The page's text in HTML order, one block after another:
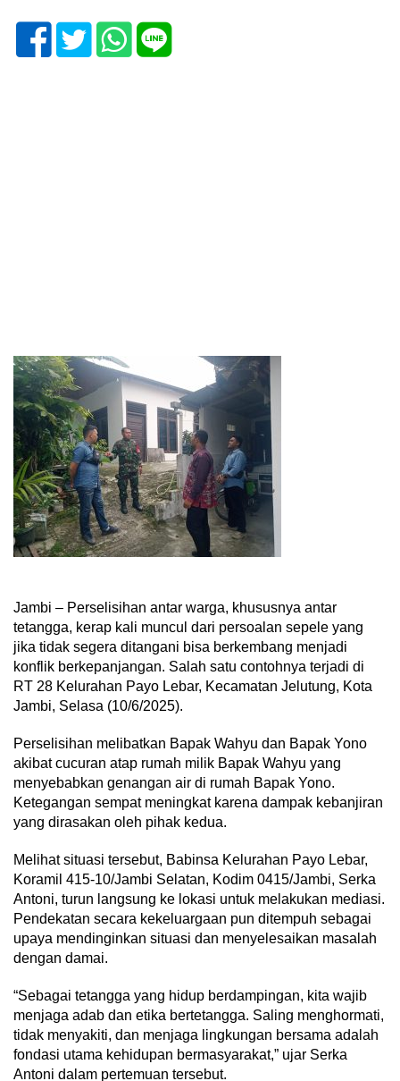
Jambi – Perselisihan antar warga, khususnya antar
tetangga, kerap kali muncul dari persoalan sepele yang
jika tidak segera ditangani bisa berkembang menjadi
konflik berkepanjangan. Salah satu contohnya terjadi di
RT 28 Kelurahan Payo Lebar, Kecamatan Jelutung, Kota
Jambi, Selasa (10/6/2025).
Perselisihan melibatkan Bapak Wahyu dan Bapak Yono
akibat cucuran atap rumah milik Bapak Wahyu yang
menyebabkan genangan air di rumah Bapak Yono.
Ketegangan sempat meningkat karena dampak kebanjiran
yang dirasakan oleh pihak kedua.
Melihat situasi tersebut, Babinsa Kelurahan Payo Lebar,
Koramil 415-10/Jambi Selatan, Kodim 0415/Jambi, Serka
Antoni, turun langsung ke lokasi untuk melakukan mediasi.
Pendekatan secara kekeluargaan pun ditempuh sebagai
upaya mendinginkan situasi dan menyelesaikan masalah
dengan damai.
“Sebagai tetangga yang hidup berdampingan, kita wajib
menjaga adab dan etika bertetangga. Saling menghormati,
tidak menyakiti, dan menjaga lingkungan bersama adalah
fondasi utama kehidupan bermasyarakat,” ujar Serka
Antoni dalam pertemuan tersebut.